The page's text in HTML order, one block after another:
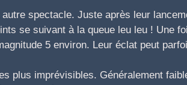
spectacle. Juste après leur
se suivant à la queue leu leu ! Une
5 environ. Leur éclat peut
plus imprévisibles. Généralement